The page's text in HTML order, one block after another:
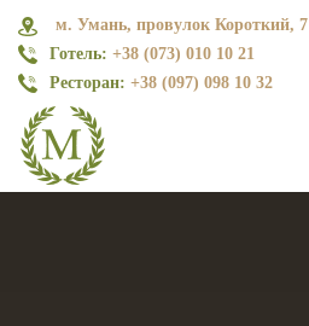
м. Умань, провулок Короткий, 7
Готель: +38 (073) 010 10 21
Ресторан: +38 (097) 098 10 32